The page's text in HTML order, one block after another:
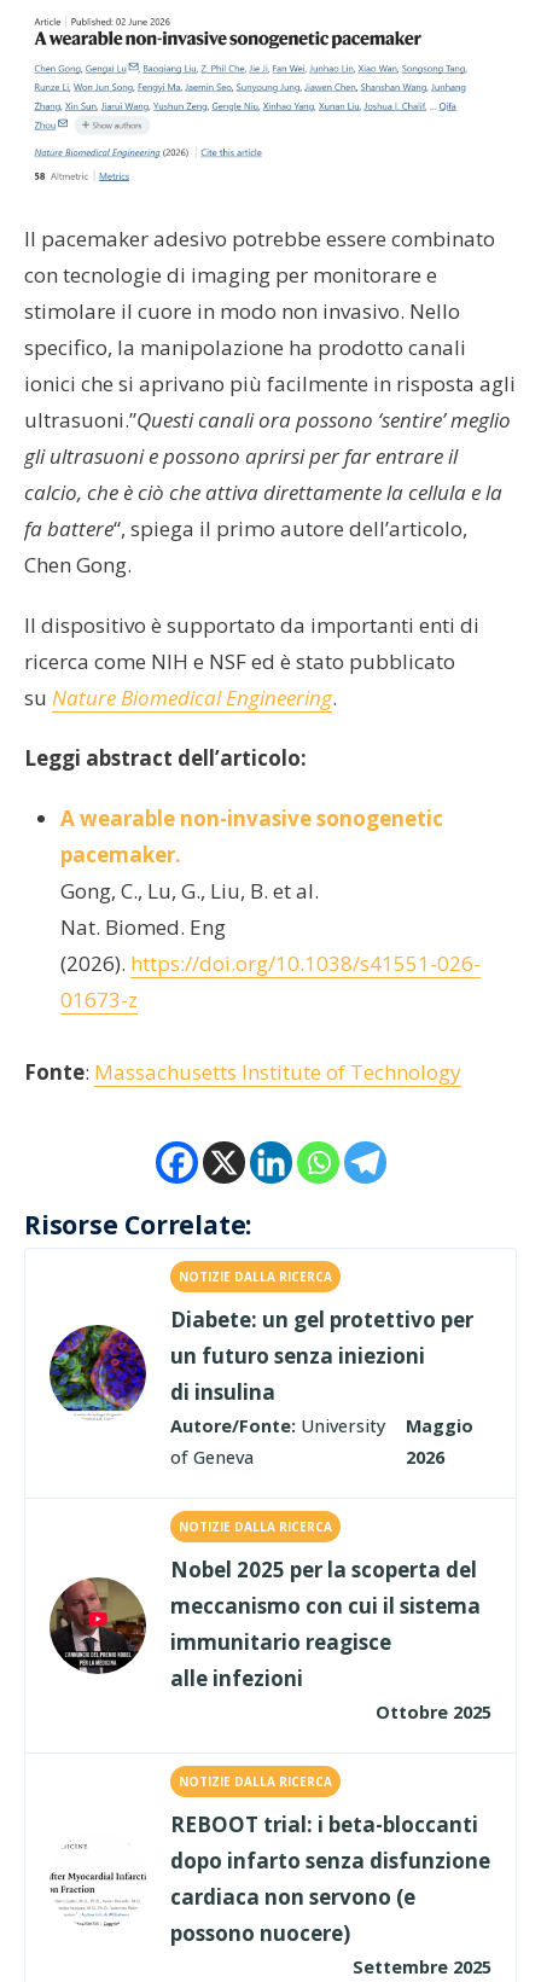
Il pacemaker adesivo potrebbe essere combinato
con tecnologie di imaging per monitorare e
stimolare il cuore in modo non invasivo. Nello
specifico, la manipolazione ha prodotto canali
ionici che si aprivano più facilmente in risposta agli
ultrasuoni.”Questi canali ora possono ‘sentire’ meglio
gli ultrasuoni e possono aprirsi per far entrare il
calcio, che è ciò che attiva direttamente la cellula e la
fa battere“, spiega il primo autore dell’articolo,
Chen Gong.
Il dispositivo è supportato da importanti enti di
ricerca come NIH e NSF ed è stato pubblicato
su Nature Biomedical Engineering.
Leggi abstract dell’articolo:
A wearable non-invasive sonogenetic
pacemaker.
Gong, C., Lu, G., Liu, B. et al.
Nat. Biomed. Eng
(2026). https://doi.org/10.1038/s41551-026-
01673-z
Fonte: Massachusetts Institute of Technology
Risorse Correlate:
NOTIZIE DALLA RICERCA
Diabete: un gel protettivo per
un futuro senza iniezioni
di insulina
Autore/Fonte: University
of Geneva
Maggio
2026
NOTIZIE DALLA RICERCA
Nobel 2025 per la scoperta del
meccanismo con cui il sistema
immunitario reagisce
alle infezioni
Ottobre 2025
NOTIZIE DALLA RICERCA
REBOOT trial: i beta-bloccanti
dopo infarto senza disfunzione
cardiaca non servono (e
possono nuocere)
Settembre 2025